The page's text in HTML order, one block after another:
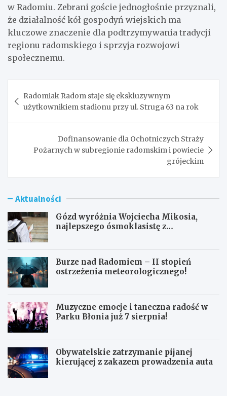
w Radomiu. Zebrani goście jednogłośnie przyznali,
że działalność kół gospodyń wiejskich ma
kluczowe znaczenie dla podtrzymywania tradycji
regionu radomskiego i sprzyja rozwojowi
społecznemu.
wpisu
Radomiak Radom staje się ekskluzywnym
użytkownikiem stadionu przy ul. Struga 63 na rok
Dofinansowanie dla Ochotniczych Straży
Pożarnych w subregionie radomskim i powiecie
grójeckim
Aktualności
Gózd wyróżnia Wojciecha Mikosia,
najlepszego ósmoklasistę z
Burze nad Radomiem – II stopień
ostrzeżenia meteorologicznego!
Muzyczne emocje i taneczna radość w
Parku Błonia już 7 sierpnia!
Obywatelskie zatrzymanie pijanej
kierującej z zakazem prowadzenia auta
G
B